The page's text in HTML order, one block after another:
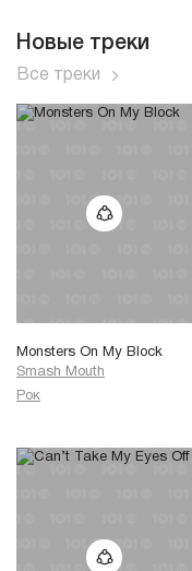
Новые треки
Все треки
Monsters On My Block
Smash Mouth
Рок